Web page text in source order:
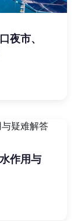
夜市、
作用与